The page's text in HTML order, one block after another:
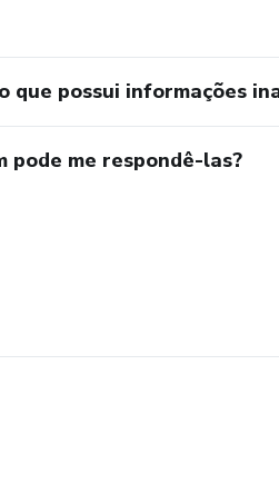
que possui informações
pode me respondê-las?